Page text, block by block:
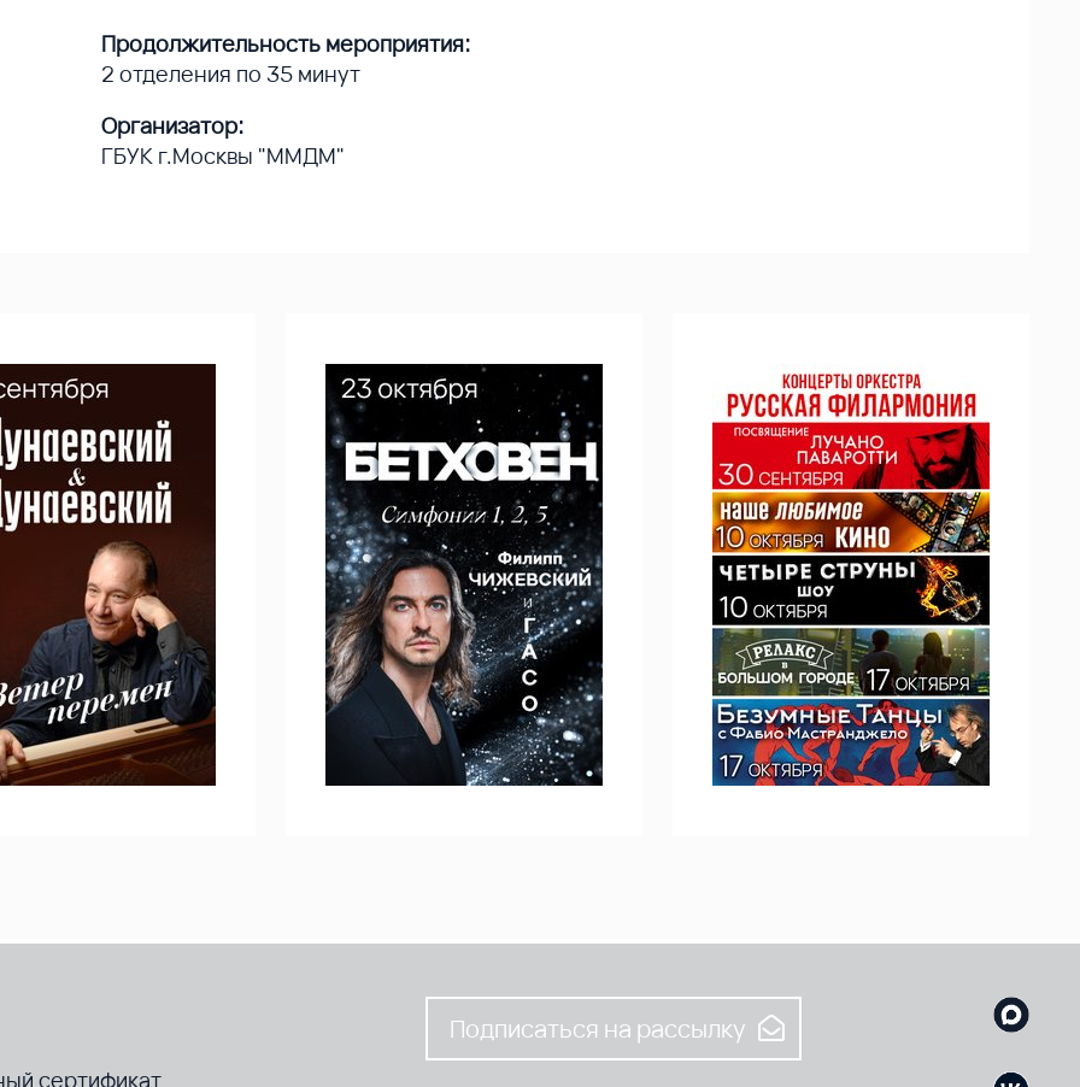
Продолжительность мероприятия:
2 отделения по 35 минут
Организатор:
ГБУК г.Москвы "ММДМ"
сертификат
Подписаться на рассылку